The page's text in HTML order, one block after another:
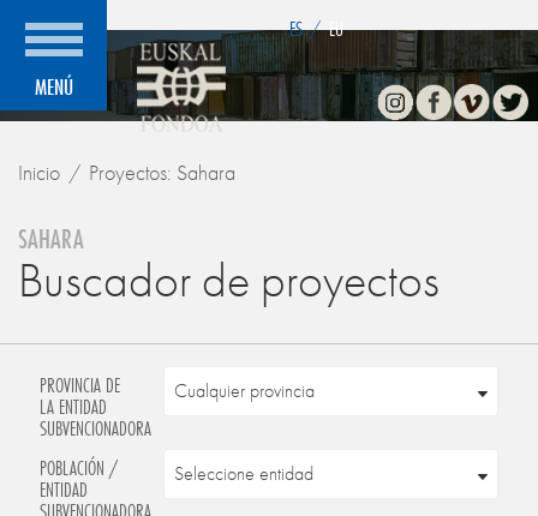
MENÚ
ES / EU
InstagramFacebook
Vimeo
Inicio Proyectos: Sahara
SAHARA
Buscador de proyectos
PROVINCIA DE
LA ENTIDAD
SUBVENCIONADORA
POBLACIÓN /
ENTIDAD